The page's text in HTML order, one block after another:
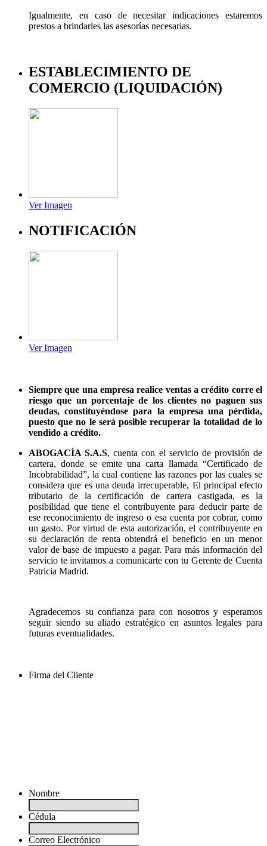
Igualmente, en caso de necesitar indicaciones estaremos
prestos a brindarles las asesorías necesarias.
ESTABLECIMIENTO DE
COMERCIO (LIQUIDACIÓN)
Ver Imagen
NOTIFICACIÓN
Ver Imagen
Siempre que una empresa realice ventas a crédito corre el
riesgo que un porcentaje de los clientes no paguen sus
deudas, constituyéndose para la empresa una pérdida,
puesto que no le será posible recuperar la totalidad de lo
vendido a crédito.
ABOGACÍA S.A.S, cuenta con el servicio de provisión de
cartera, donde se emite una carta llamada “Certificado de
Incobrabilidad”, la cual contiene las razones por las cuales se
considera que es una deuda irrecuperable, El principal efecto
tributario de la certificación de cartera castigada, es la
posibilidad que tiene el contribuyente para deducir parte de
ese reconocimiento de ingreso o esa cuenta por cobrar, como
un gasto. Por virtud de esta autorización, el contribuyente en
su declaración de renta obtendrá el beneficio en un menor
valor de base de impuesto a pagar. Para más información del
servicio te invitamos a comunicarte con tu Gerente de Cuenta
Patricia Madrid.
Agradecemos su confianza para con nosotros y esperamos
seguir siendo su aliado estratégico en asuntos legales para
futuras eventualidades.
Firma del Cliente
Nombre
Cédula
Correo Electrónico